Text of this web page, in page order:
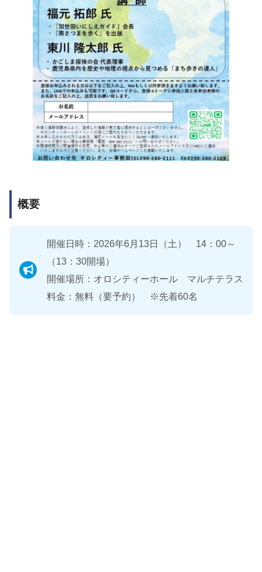
概要
開催日時：2026年6月13日（土） 14：00～
（13：30開場）
開催場所：オロシティーホール マルチテラス
料金：無料（要予約） ※先着60名